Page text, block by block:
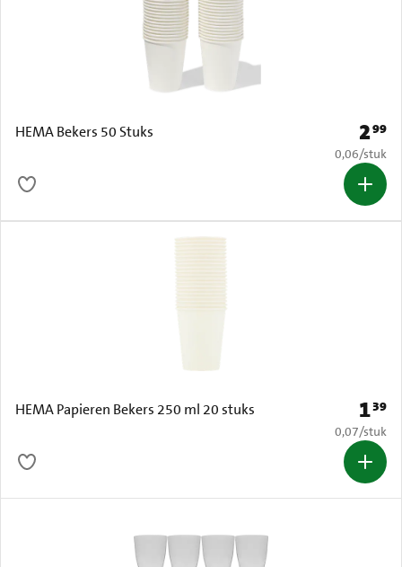
HEMA Bekers 50 Stuks Prijs:
299
€ 0,06 per
0,06/stuk
HEMA Papieren Bekers 250 ml 20 stuks Prijs:
139
€ 0,07 per
0,07/stuk